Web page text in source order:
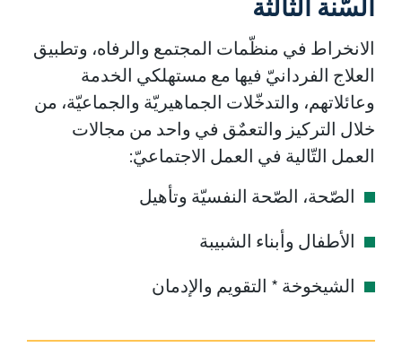
السّنة الثّالثة
الانخراط في منظّمات المجتمع والرفاه، وتطبيق
العلاج الفردانيّ فيها مع مستهلكي الخدمة
وعائلاتهم، والتدخّلات الجماهيريّة والجماعيّة، من
خلال التركيز والتعمٌق في واحد من مجالات
العمل التّالية في العمل الاجتماعيّ:
الصّحة، الصّحة النفسيّة وتأهيل
الأطفال وأبناء الشبيبة
الشيخوخة * التقويم والإدمان